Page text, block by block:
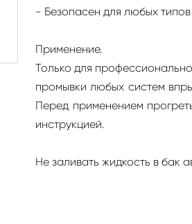
- Безопасен для любых
Применение.
Только для
промывки любых систем
Перед применением
инструкцией.
Не заливать жидкость в бак